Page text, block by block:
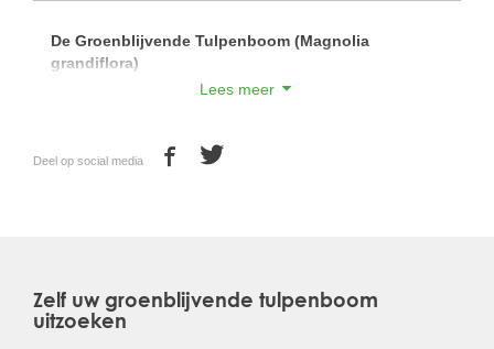
De Groenblijvende Tulpenboom (Magnolia
grandiflora)
De Magnolia grandiflora heeft groot blad dat aan de
De Magnolia grandiflora is in vele snoeivormen
leverbaar. Denk hierbij aan hoogstam, halfstam, lei- en
Lees meer
Deel op social media
Zelf uw groenblijvende tulpenboom
uitzoeken